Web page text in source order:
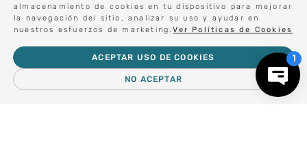
almacenamiento de cookies en tu dispositivo para mejorar
la navegación del sitio, analizar su uso y ayudar en
nuestros esfuerzos de marketing.Ver Políticas de Cookies
NO ACEPTAR
ACEPTAR USO DE COOKIES
Forma parte de nuestros clientes exclusivos.